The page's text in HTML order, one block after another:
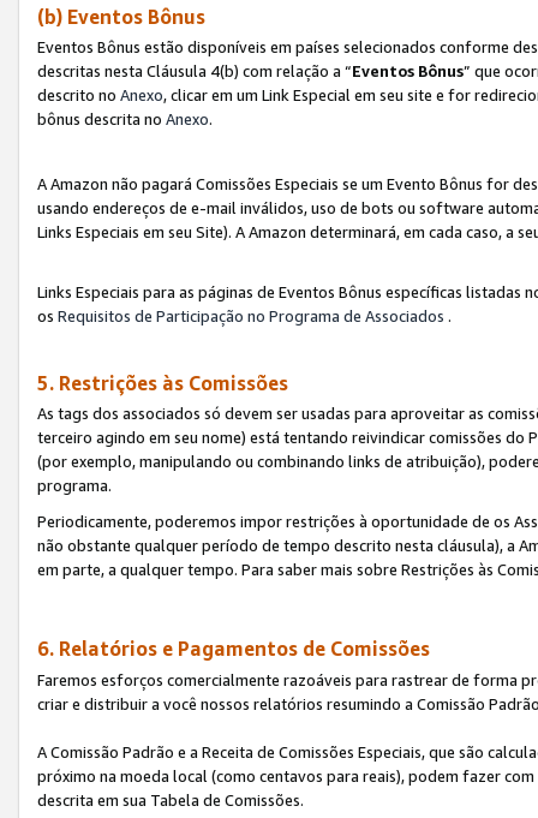
(b) Eventos Bônus
Eventos Bônus estão disponíveis em países selecionados conforme
descritas nesta Cláusula 4(b) com relação a “Eventos Bônus” que
descrito no Anexo, clicar em um Link Especial em seu site e for
bônus descrita no Anexo.
A Amazon não pagará Comissões Especiais se um Evento Bônus for
usando endereços de e-mail inválidos, uso de bots ou software
Links Especiais em seu Site). A Amazon determinará, em cada caso, a
Links Especiais para as páginas de Eventos Bônus específicas listadas
os Requisitos de Participação no Programa de Associados .
5. Restrições às Comissões
As tags dos associados só devem ser usadas para aproveitar as
terceiro agindo em seu nome) está tentando reivindicar comissões
(por exemplo, manipulando ou combinando links de atribuição),
programa.
Periodicamente, poderemos impor restrições à oportunidade de os
não obstante qualquer período de tempo descrito nesta cláusula), a
em parte, a qualquer tempo. Para saber mais sobre Restrições às
6. Relatórios e Pagamentos de Comissões
Faremos esforços comercialmente razoáveis para rastrear de forma
criar e distribuir a você nossos relatórios resumindo a Comissão
A Comissão Padrão e a Receita de Comissões Especiais, que são
próximo na moeda local (como centavos para reais), podem fazer
descrita em sua Tabela de Comissões.